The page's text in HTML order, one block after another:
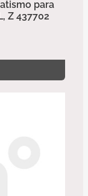
para
Z 437702